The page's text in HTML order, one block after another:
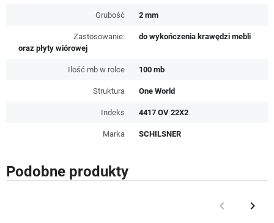
Grubość 2 mm
Zastosowanie:
do wykończenia krawędzi mebli
oraz płyty wiórowej
Ilość mb w rolce 100 mb
Struktura One World
Indeks 4417 OV 22X2
Marka SCHILSNER
Podobne produkty
Poprzedni
keyboard_arrow_left keyboard_arrow_right